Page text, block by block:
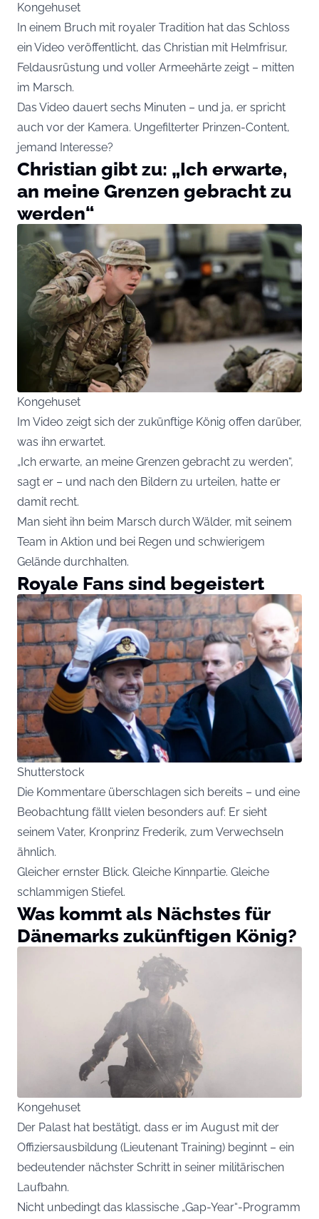
Kongehuset
In einem Bruch mit royaler Tradition hat das Schloss
ein Video veröffentlicht, das Christian mit Helmfrisur,
Feldausrüstung und voller Armeehärte zeigt – mitten
im Marsch.
Das Video dauert sechs Minuten – und ja, er spricht
auch vor der Kamera. Ungefilterter Prinzen-Content,
jemand Interesse?
Christian gibt zu: „Ich erwarte,
an meine Grenzen gebracht zu
werden“
Kongehuset
Im Video zeigt sich der zukünftige König offen darüber,
was ihn erwartet.
„Ich erwarte, an meine Grenzen gebracht zu werden“,
sagt er – und nach den Bildern zu urteilen, hatte er
damit recht.
Man sieht ihn beim Marsch durch Wälder, mit seinem
Team in Aktion und bei Regen und schwierigem
Gelände durchhalten.
Royale Fans sind begeistert
Shutterstock
Die Kommentare überschlagen sich bereits – und eine
Beobachtung fällt vielen besonders auf: Er sieht
seinem Vater, Kronprinz Frederik, zum Verwechseln
ähnlich.
Gleicher ernster Blick. Gleiche Kinnpartie. Gleiche
schlammigen Stiefel.
Was kommt als Nächstes für
Dänemarks zukünftigen König?
Kongehuset
Der Palast hat bestätigt, dass er im August mit der
Offiziersausbildung (Lieutenant Training) beginnt – ein
bedeutender nächster Schritt in seiner militärischen
Laufbahn.
Nicht unbedingt das klassische „Gap-Year“-Programm